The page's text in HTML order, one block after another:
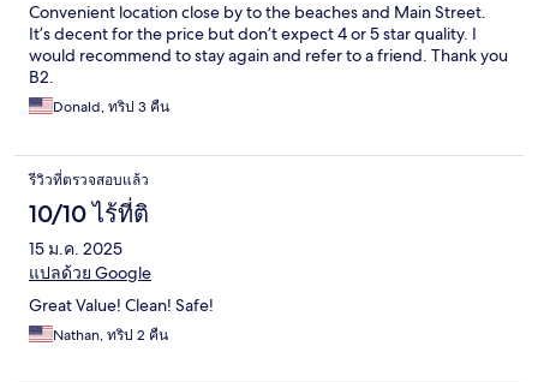
Convenient location close by to the beaches and Main Street.
It’s decent for the price but don’t expect 4 or 5 star quality. I
would recommend to stay again and refer to a friend. Thank you
B2.
Donald, ทริป 3 คืน
รีวิวที่ตรวจสอบแล้ว
10/10 ไร้ที่ติ
15 ม.ค. 2025
แปลด้วย Google
Great Value! Clean! Safe!
Nathan, ทริป 2 คืน